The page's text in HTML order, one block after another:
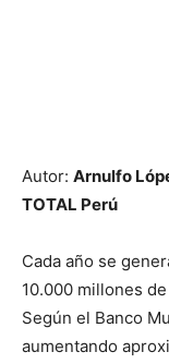
Autor: Arnulfo
TOTAL Perú
Cada año se
10.000 millones
Según el Banco
aumentando